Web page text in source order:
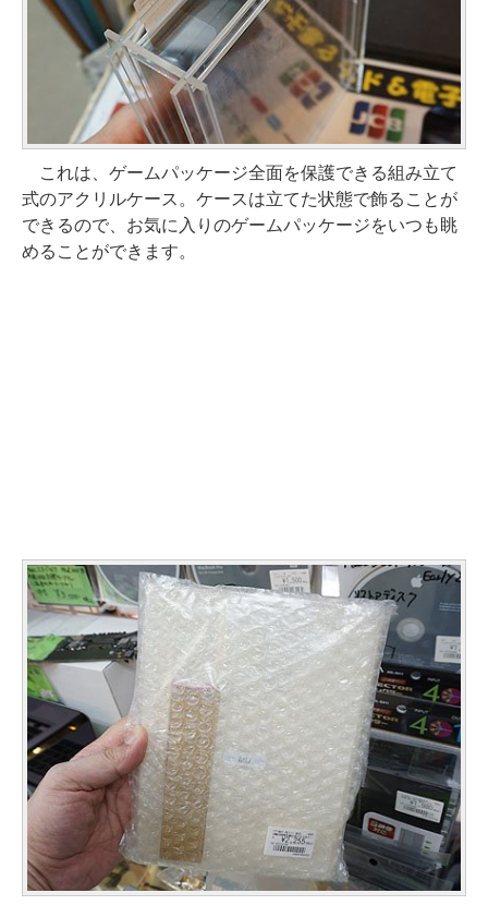
これは、ゲームパッケージ全面を保護できる組み立て
式のアクリルケース。ケースは立てた状態で飾ることが
できるので、お気に入りのゲームパッケージをいつも眺
めることができます。